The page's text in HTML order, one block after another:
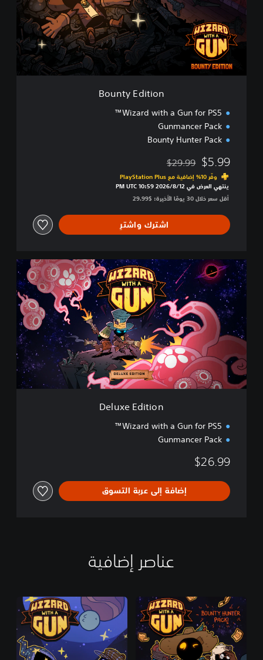
y
i
o
Bounty Edition
Wizard with a Gun for PS5™
Gunmancer Pack
Bounty Hunter Pack
$5.99 مخصوم من السعر الأصلي البالغ $29.99‏
$29.99
وفّر 10% إضافية مع PlayStation Plus‏
ينتهي العرض في 12‏/8‏/2026 10:59 PM UTC‏
أقل سعر خلال 30 يومًا الأخيرة: $29.99‏
اشترك واشترِ
D
e
u
e
E
d
t
i
o
Deluxe Edition
Wizard with a Gun for PS5™
Gunmancer Pack
$26.99
إضافة إلى عربة التسوق
عناصر إضافية